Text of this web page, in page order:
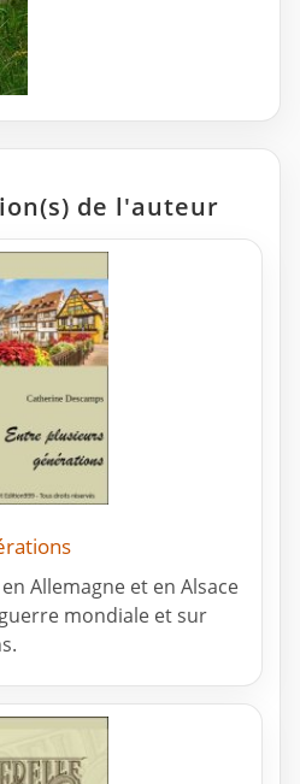
de l'auteur
Allemagne et en Alsace
mondiale et sur